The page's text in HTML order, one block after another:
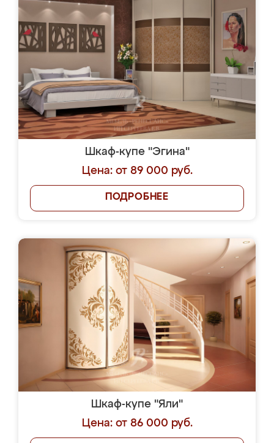
Шкаф-купе "Эгина"
Цена: от 89 000 руб.
ПОДРОБНЕЕ
Шкаф-купе "Яли"
Цена: от 86 000 руб.